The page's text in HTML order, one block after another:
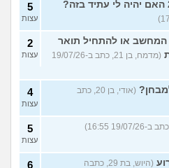
5
עצות
או להתחיל תואר
(מדמח, בן 21, כתב ב-19/07/26
2
עצות
(אודי, בן 20, כתב
4
עצות
5
עצות
(היוש, בת 29, כתבה
6